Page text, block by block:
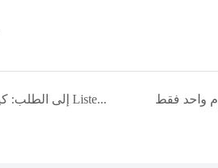
من معرض IFA إلى الطلب: كيف ساهمت شركة Listening في بناء شراكة دائمة مع شركة SOGO الإسبانية